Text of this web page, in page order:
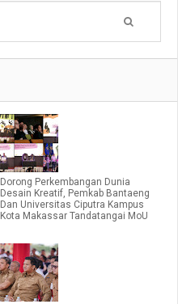
Dorong Perkembangan Dunia
Desain Kreatif, Pemkab Bantaeng
Dan Universitas Ciputra Kampus
Kota Makassar Tandatangai MoU